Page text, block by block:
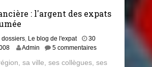
: l'argent des expats
dossiers, Le blog de l'expat
30
8
Admin 5 commentaires
sa ville, ses collègues, ses